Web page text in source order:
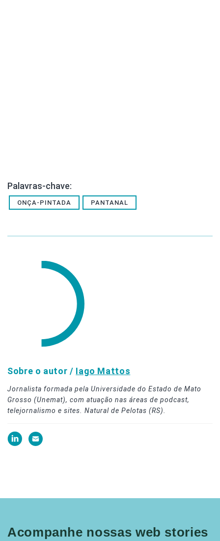
Palavras-chave:
ONÇA-PINTADA PANTANAL
Sobre o autor / Iago Mattos
Jornalista formada pela Universidade do Estado de Mato
Grosso (Unemat), com atuação nas áreas de podcast,
telejornalismo e sites. Natural de Pelotas (RS).
Acompanhe nossas web stories